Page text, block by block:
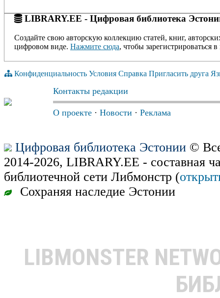
LIBRARY.EE - Цифровая библиотека
Создайте свою авторскую коллекцию статей, книг,
цифровом виде. Нажмите сюда, чтобы зарегистрироваться в
Конфиденциальность Условия Справка Пригласить друга
Контакты редакции
О проекте · Новости · Реклама
Цифровая библиотека Эстонии ©
2014-2026, LIBRARY.EE - составная
библиотечной сети Либмонстр (
Сохраняя наследие Эстонии
LIBMONSTER